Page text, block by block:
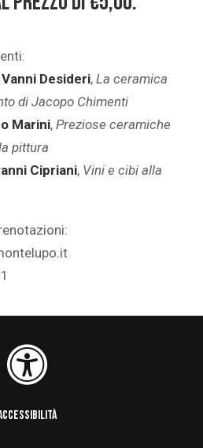
Desideri, La ceramica
di Jacopo Chimenti
Marini, Preziose ceramiche
pittura
Cipriani, Vini e cibi alla